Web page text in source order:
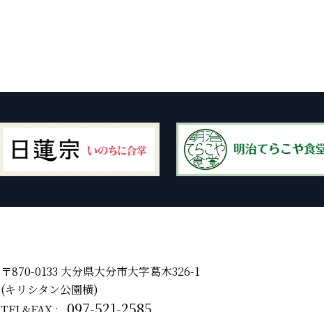
〒870-0133 大分県大分市大字葛木326-1
(キリシタン公園横)